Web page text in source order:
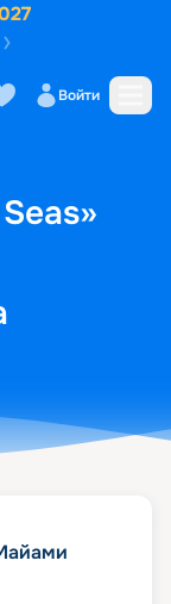
Войти
Маршрут и